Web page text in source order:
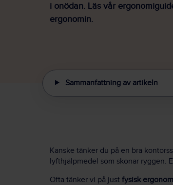
i onödan. Läs vår
ergonomin.
Sammanfattning av artikeln
Kanske tänker du på en bra
lyfthjälpmedel som skonar ryggen.
Ofta tänker vi på just fysisk